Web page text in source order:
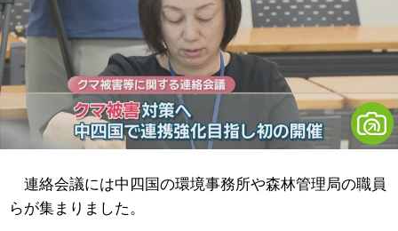
連絡会議には中四国の環境事務所や森林管理局の職員
らが集まりました。